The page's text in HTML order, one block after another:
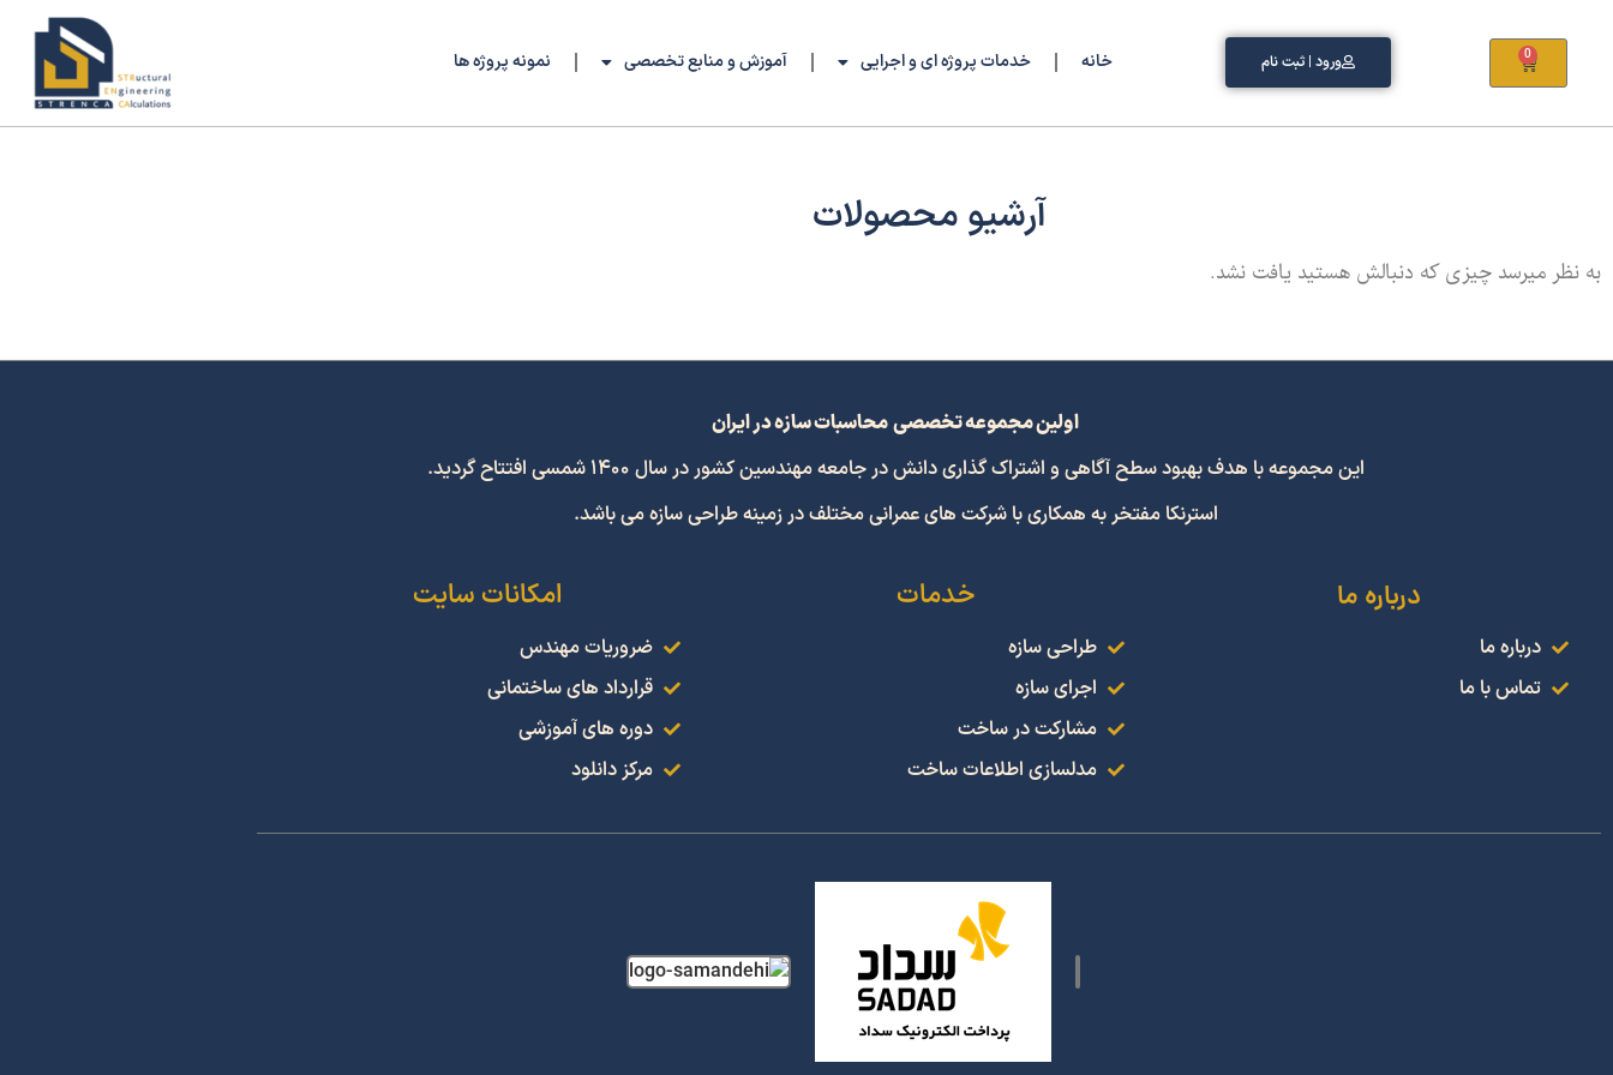
0 ورود | ثبت نام خانه خدمات پروژه ای و اجرایی آموزش و منابع تخصصی نمونه پروژه ها
آرشیو محصولات
به نظر میرسد چیزی که دنبالش هستید یافت نشد.
اولین مجموعه تخصصی محاسبات سازه در ایران
این مجموعه با هدف بهبود سطح آگاهی و اشتراک گذاری دانش در جامعه مهندسین کشور در سال 1400 شمسی افتتاح گردید.
استرنکا مفتخر به همکاری با شرکت های عمرانی مختلف در زمینه طراحی سازه می باشد.
درباره ما
درباره ما
تماس با ما
خدمات
طراحی سازه
اجرای سازه
مشارکت در ساخت
مدلسازی اطلاعات ساخت
امکانات سایت
ضروریات مهندس
قرارداد های ساختمانی
دوره های آموزشی
مرکز دانلود